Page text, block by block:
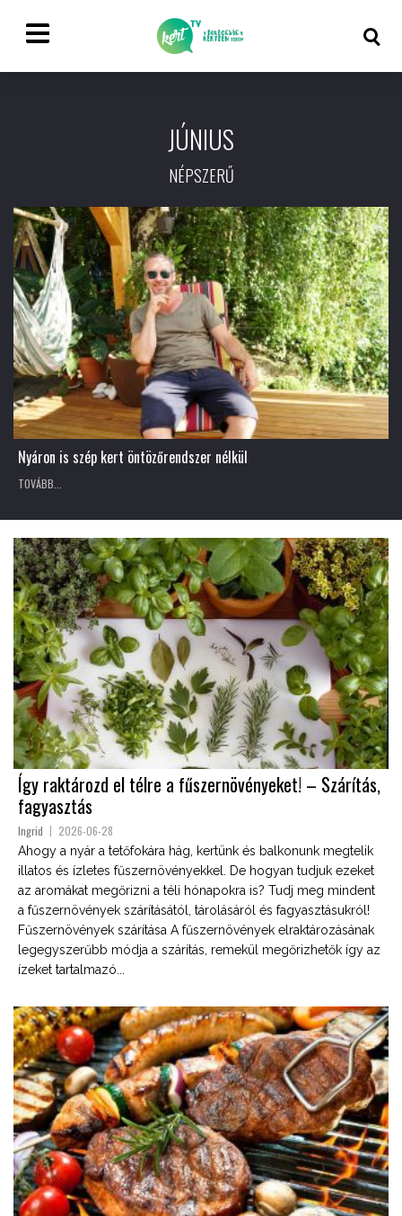
JÚNIUS
NÉPSZERŰ
Nyáron is szép kert öntözőrendszer nélkül
TOVÁBB...
Így raktározd el télre a fűszernövényeket! – Szárítás,
fagyasztás
Ingrid 2026-06-28
Ahogy a nyár a tetőfokára hág, kertünk és balkonunk megtelik
illatos és ízletes fűszernövényekkel. De hogyan tudjuk ezeket
az aromákat megőrizni a téli hónapokra is? Tudj meg mindent
a fűszernövények szárításától, tárolásáról és fagyasztásukról!
Fűszernövények szárítása A fűszernövények elraktározásának
legegyszerűbb módja a szárítás, remekül megőrizhetők így az
ízeket tartalmazó...